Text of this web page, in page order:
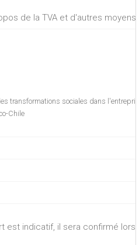
de la TVA et d'autres
transformations sociales dans
Chile
est indicatif, il sera confirmé